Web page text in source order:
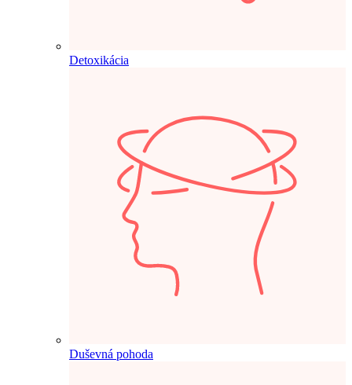
Detoxikácia
Duševná pohoda